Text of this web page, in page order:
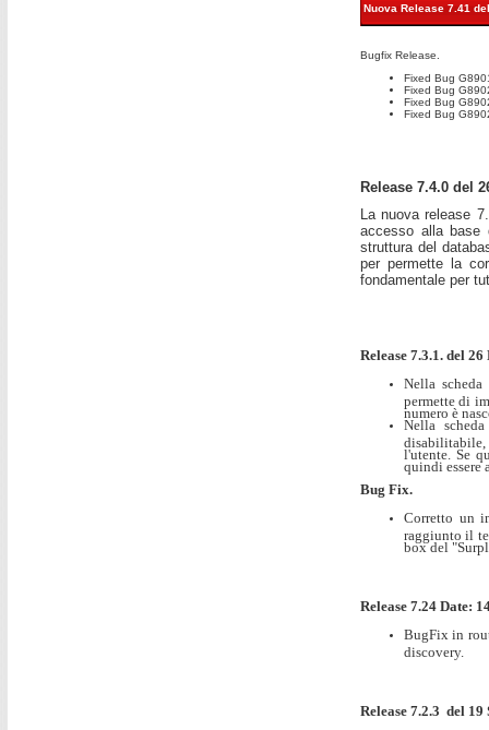
Nuova Release 7.41
Bugfix Release.
Fixed Bug
Fixed Bug
Fixed Bug
Fixed Bug
Release 7.4.0 del
La nuova release
accesso alla base
struttura del
per permette la
fondamentale per
Release 7.3.1. del
Nella
permette di
numero è
Nella
disabilitabile,
l'utente. Se
quindi essere
Bug Fix.
Corretto un
raggiunto il
box del
Release 7.24 Date:
BugFix in
discovery.
Release 7.2.3 del 19